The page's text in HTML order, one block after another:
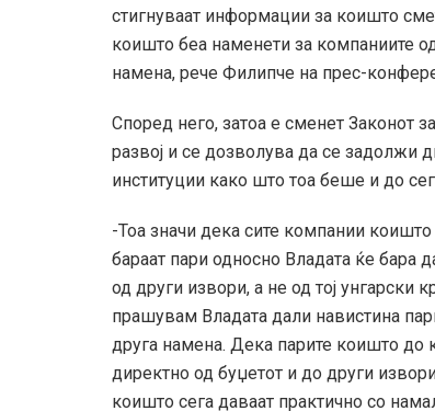
стигнуваат информации за коишто
коишто беа наменети за компаниите
намена, рече Филипче на прес-
Според него, затоа е сменет Законот
развој и се дозволува да се задолжи
институции како што тоа беше и до
-Тоа значи дека сите компании
бараат пари односно Владата ќе бара
од други извори, а не од тој унгарски
прашувам Владата дали навистина
друга намена. Дека парите коишто до
директно од буџетот и до други
коишто сега даваат практично со